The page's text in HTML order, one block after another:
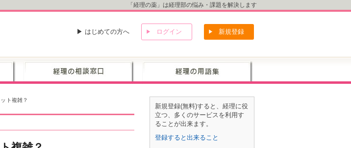
「経理の薬」は経理部の悩み・課題を解決します
▶ はじめての方へ ログイン 新規登録
ト複雑？
新規登録(無料)すると、経理に役
立つ、多くのサービスを利用す
ることが出来ます。
登録すると出来ること